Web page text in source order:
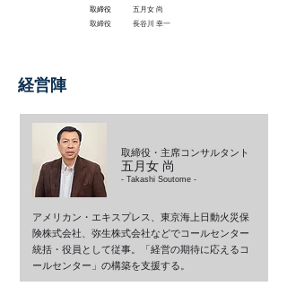
​ 取締役 五月女 尚
取締役 長谷川 幸一
経営陣
取締役・主席コンサルタント
五月女 尚
- Takashi Soutome -
アメリカン・エキスプレス、東京海上日動火災保
険株式会社、弥生株式会社などでコールセンター
統括・役員として従事。「経営の期待に応えるコ
ールセンター」の構築を支援する。